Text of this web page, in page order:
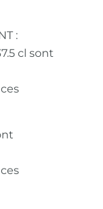
:
cl sont